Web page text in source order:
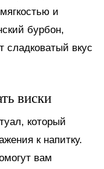
и
бурбон,
сладковатый вкус
виски
который
к напитку.
вам